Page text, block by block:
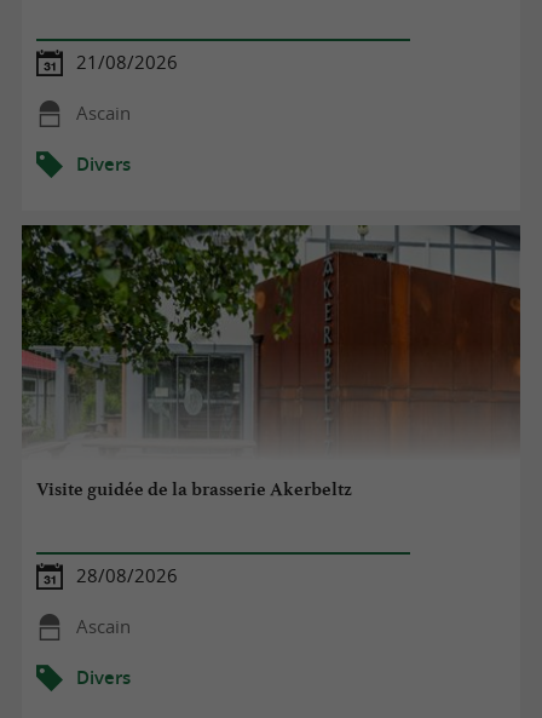
21/08/2026
Ascain
Divers
Visite guidée de la brasserie Akerbeltz
28/08/2026
Ascain
Divers